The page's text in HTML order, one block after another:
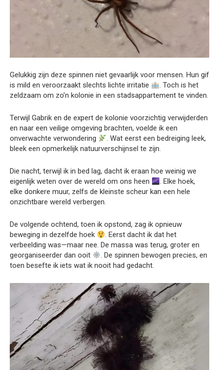
Gelukkig zijn deze spinnen niet gevaarlijk voor mensen. Hun gif
is mild en veroorzaakt slechts lichte irritatie
. Toch is het
zeldzaam om zo’n kolonie in een stadsappartement te vinden.
Terwijl Gabrik en de expert de kolonie voorzichtig verwijderden
en naar een veilige omgeving brachten, voelde ik een
onverwachte verwondering
. Wat eerst een bedreiging leek,
bleek een opmerkelijk natuurverschijnsel te zijn.
Die nacht, terwijl ik in bed lag, dacht ik eraan hoe weinig we
eigenlijk weten over de wereld om ons heen
. Elke hoek,
elke donkere muur, zelfs de kleinste scheur kan een hele
onzichtbare wereld verbergen.
De volgende ochtend, toen ik opstond, zag ik opnieuw
beweging in dezelfde hoek
. Eerst dacht ik dat het
verbeelding was—maar nee. De massa was terug, groter en
georganiseerder dan ooit
. De spinnen bewogen precies, en
toen besefte ik iets wat ik nooit had gedacht.